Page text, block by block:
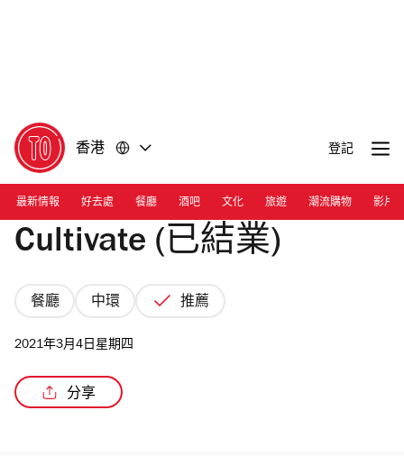
香港 登記
最新情報 好去處 餐廳 酒吧 文化 旅遊 潮流購物 影片
Cultivate (已結業)
餐廳 中環 推薦
2021年3月4日星期四
分享